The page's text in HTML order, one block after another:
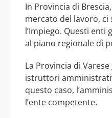
In Provincia di
mercato del lavoro, ci
l’Impiego. Questi enti
al piano regionale di
La Provincia di
istruttori
questo caso,
l’ente competente.